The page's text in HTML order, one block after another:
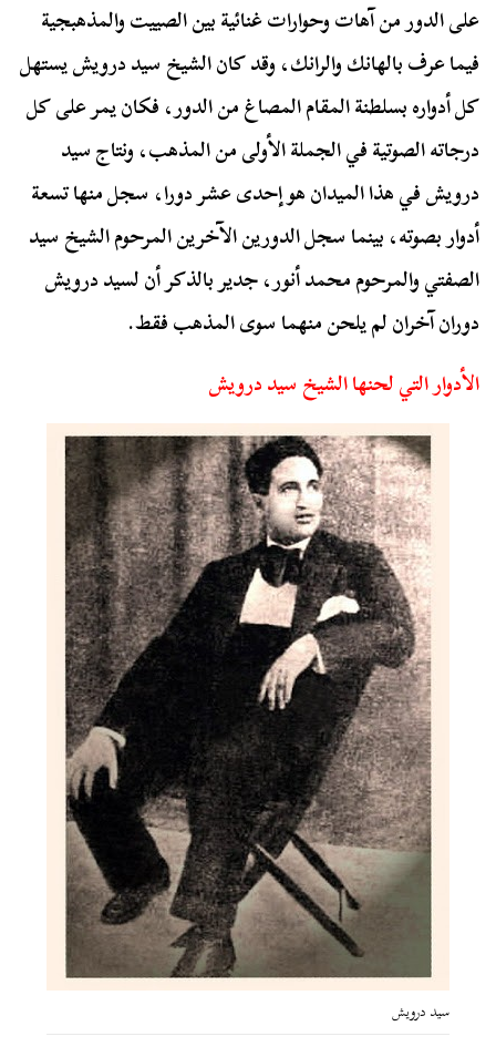
على الدور من آهات وحوارات غنائية بين الصييت والمذهبجية
فيما عرف بالهانك والرانك، وقد كان الشيخ سيد درويش يستهل
كل أدواره بسلطنة المقام المصاغ من الدور، فكان يمر على كل
درجاته الصوتية في الجملة الأولى من المذهب، ونتاج سيد
درويش في هذا الميدان هو إحدى عشر دورا، سجل منها تسعة
أدوار بصوته، بينما سجل الدورين الآخرين المرحوم الشيخ سيد
الصفتي والمرحوم محمد أنور، جدير بالذكر أن لسيد درويش
دوران آخران لم يلحن منهما سوى المذهب فقط.
الأدوار التي لحنها الشيخ سيد درويش
سيد درويش